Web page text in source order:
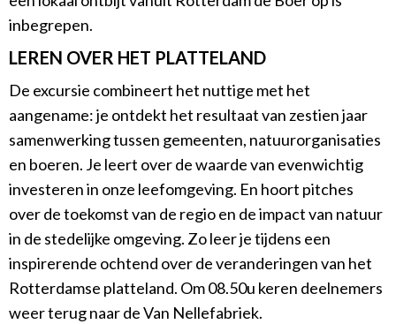
inbegrepen.
LEREN OVER HET PLATTELAND
De excursie combineert het nuttige met het
aangename: je ontdekt het resultaat van zestien jaar
samenwerking tussen gemeenten, natuurorganisaties
en boeren. Je leert over de waarde van evenwichtig
investeren in onze leefomgeving. En hoort pitches
over de toekomst van de regio en de impact van natuur
in de stedelijke omgeving. Zo leer je tijdens een
inspirerende ochtend over de veranderingen van het
Rotterdamse platteland. Om 08.50u keren deelnemers
weer terug naar de Van Nellefabriek.